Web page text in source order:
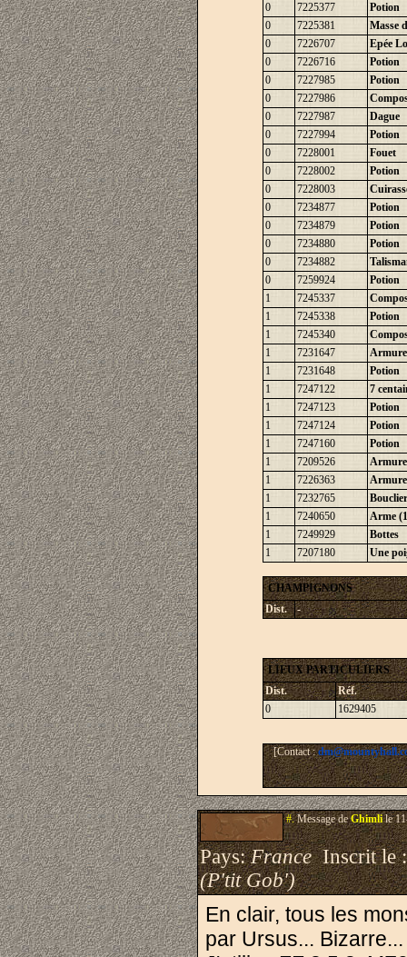
0
7225377
Potion
0
7225381
Masse
0
7226707
Epée
0
7226716
Potion
0
7227985
Potion
0
7227986
0
7227987
Dague
0
7227994
Potion
0
7228001
Fouet
0
7228002
Potion
0
7228003
0
7234877
Potion
0
7234879
Potion
0
7234880
Potion
0
7234882
0
7259924
Potion
1
7245337
1
7245338
Potion
1
7245340
1
7231647
Armure
1
7231648
Potion
1
7247122
7
1
7247123
Potion
1
7247124
Potion
1
7247160
Potion
1
7209526
Armure
1
7226363
Armure
1
7232765
Bouclier
1
7240650
Arme
1
7249929
Bottes
1
7207180 Une
CHAMPIGNONS
Dist.
-
LIEUX PARTICULIERS
Dist.
Réf.
0
1629405
[Contact :
#.Message deGhimlile
Pays:FranceInscrit le
(P'tit Gob')
En clair, tous les
par Ursus... Bizarre...